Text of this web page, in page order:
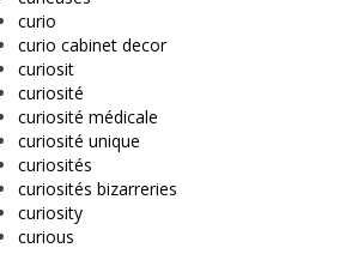
curio
curio cabinet decor
curiosit
curiosité
curiosité médicale
curiosité unique
curiosités
curiosités bizarreries
curiosity
curious